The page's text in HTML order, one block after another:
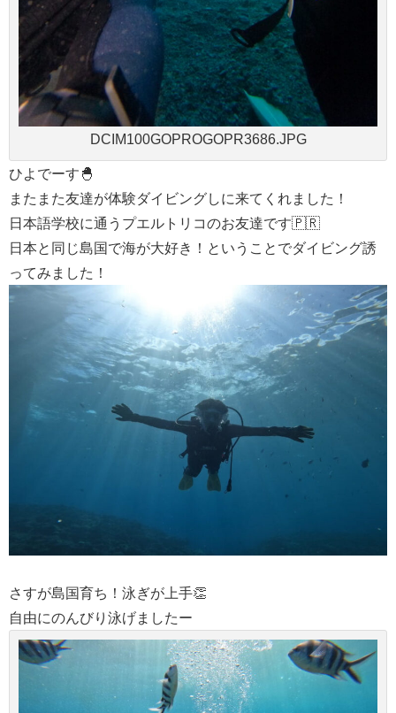
DCIM100GOPROGOPR3686.JPG
ひよでーす🐣
またまた友達が体験ダイビングしに来てくれました！
日本語学校に通うプエルトリコのお友達です🇵🇷
日本と同じ島国で海が大好き！ということでダイビング誘
ってみました！
さすが島国育ち！泳ぎが上手👏
自由にのんびり泳げましたー